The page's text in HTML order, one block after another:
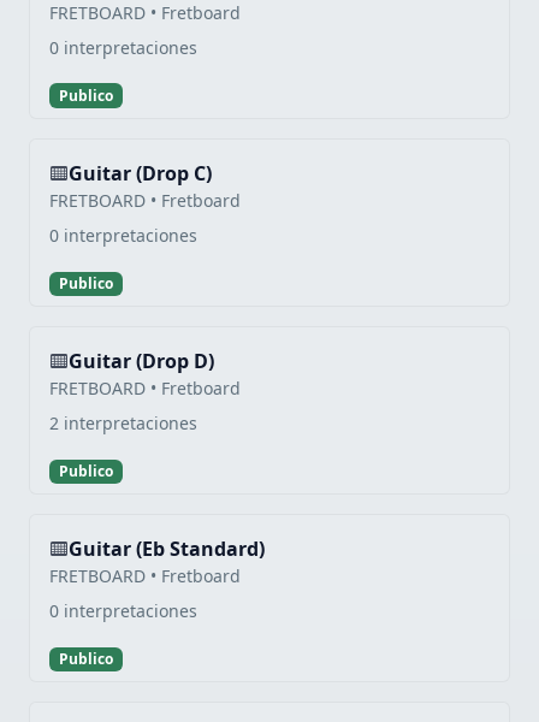
FRETBOARD • Fretboard
0 interpretaciones
Publico
Guitar (Drop C)
FRETBOARD • Fretboard
0 interpretaciones
Publico
Guitar (Drop D)
FRETBOARD • Fretboard
2 interpretaciones
Publico
Guitar (Eb Standard)
FRETBOARD • Fretboard
0 interpretaciones
Publico